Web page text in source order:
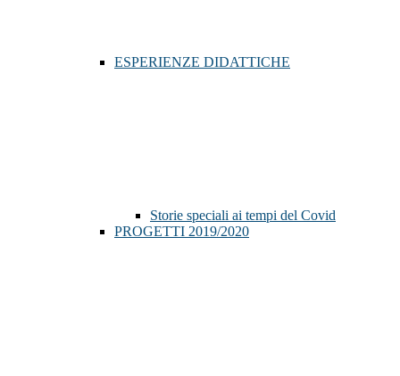
ESPERIENZE DIDATTICHE
Storie speciali ai tempi del Covid
PROGETTI 2019/2020